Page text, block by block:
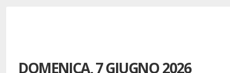
DOMENICA, 7 GIUGNO 2026